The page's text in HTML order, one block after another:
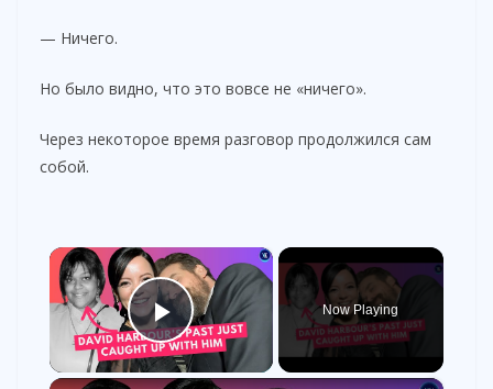
— Ничего.
Но было видно, что это вовсе не «ничего».
Через некоторое время разговор продолжился сам
собой.
×
Play Video
Now Playing